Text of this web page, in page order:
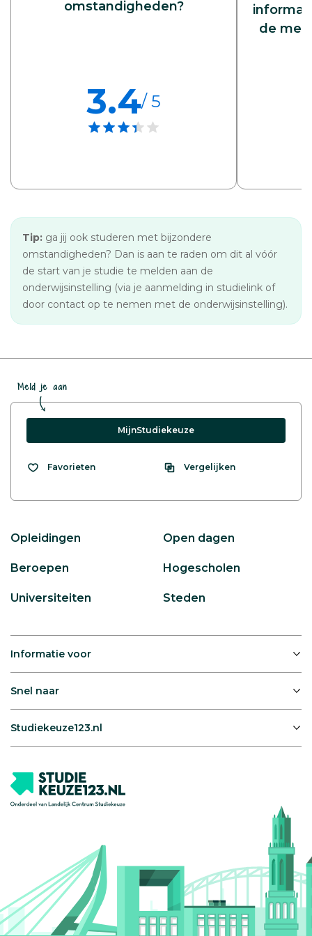
omstandigheden?
3.4/ 5
de
Tip: ga jij ook studeren met bijzondere
omstandigheden? Dan is aan te raden om dit al vóór
de start van je studie te melden aan de
onderwijsinstelling (via je aanmelding in studielink of
door contact op te nemen met de onderwijsinstelling).
Meld je aan
MijnStudiekeuze
Favorieten Vergelijken
Opleidingen Open dagen
Beroepen Hogescholen
Universiteiten Steden
Informatie voor
Snel naar
Studiekeuze123.nl